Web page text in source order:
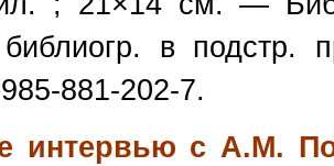
библиогр. в подстр.
881-202-7.
интервью с А.М.